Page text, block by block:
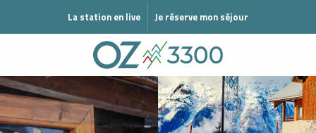
ÉTÉ La station en live Je réserve mon séjour